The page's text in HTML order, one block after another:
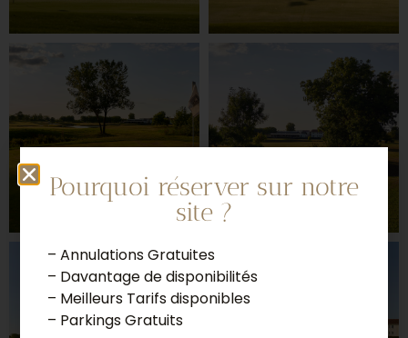
Pourquoi réserver sur notre
site ?
– Annulations Gratuites
– Davantage de disponibilités
– Meilleurs Tarifs disponibles
– Parkings Gratuits